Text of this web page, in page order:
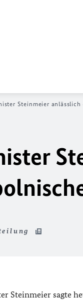
Steinmeier
Steinmeier sagte